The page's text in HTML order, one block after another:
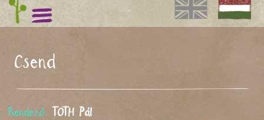
Csend
Rendező: TÓTH Pál